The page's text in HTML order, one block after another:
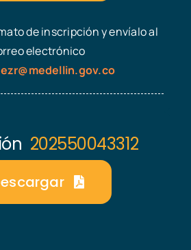
de inscripción y envíalo al
electrónico
202550043312